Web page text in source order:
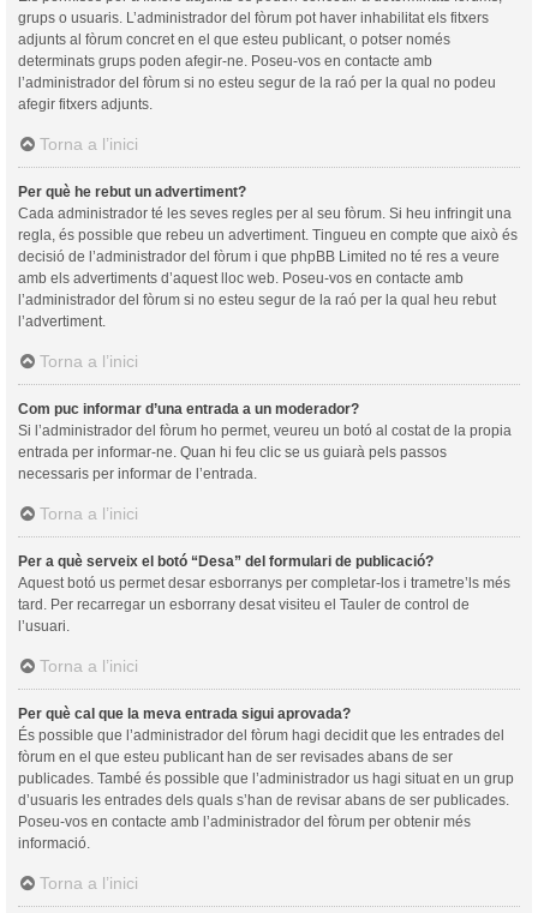
grups o usuaris. L’administrador del fòrum pot haver inhabilitat els fitxers
adjunts al fòrum concret en el que esteu publicant, o potser només
determinats grups poden afegir-ne. Poseu-vos en contacte amb
l’administrador del fòrum si no esteu segur de la raó per la qual no podeu
afegir fitxers adjunts.
Torna a l’inici
Per què he rebut un advertiment?
Cada administrador té les seves regles per al seu fòrum. Si heu infringit una
regla, és possible que rebeu un advertiment. Tingueu en compte que això és
decisió de l’administrador del fòrum i que phpBB Limited no té res a veure
amb els advertiments d’aquest lloc web. Poseu-vos en contacte amb
l’administrador del fòrum si no esteu segur de la raó per la qual heu rebut
l’advertiment.
Torna a l’inici
Com puc informar d’una entrada a un moderador?
Si l’administrador del fòrum ho permet, veureu un botó al costat de la propia
entrada per informar-ne. Quan hi feu clic se us guiarà pels passos
necessaris per informar de l’entrada.
Torna a l’inici
Per a què serveix el botó “Desa” del formulari de publicació?
Aquest botó us permet desar esborranys per completar-los i trametre’ls més
tard. Per recarregar un esborrany desat visiteu el Tauler de control de
l’usuari.
Torna a l’inici
Per què cal que la meva entrada sigui aprovada?
És possible que l’administrador del fòrum hagi decidit que les entrades del
fòrum en el que esteu publicant han de ser revisades abans de ser
publicades. També és possible que l’administrador us hagi situat en un grup
d’usuaris les entrades dels quals s’han de revisar abans de ser publicades.
Poseu-vos en contacte amb l’administrador del fòrum per obtenir més
informació.
Torna a l’inici